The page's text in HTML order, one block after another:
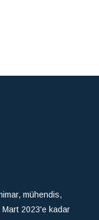
mühendis,
2023'e kadar